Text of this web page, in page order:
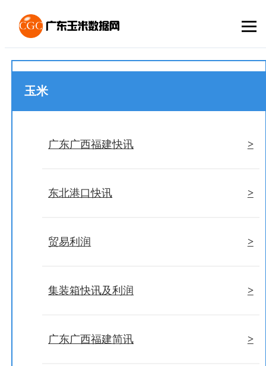
玉米
广东广西福建快讯 >
东北港口快讯 >
贸易利润 >
集装箱快讯及利润 >
广东广西福建简讯 >